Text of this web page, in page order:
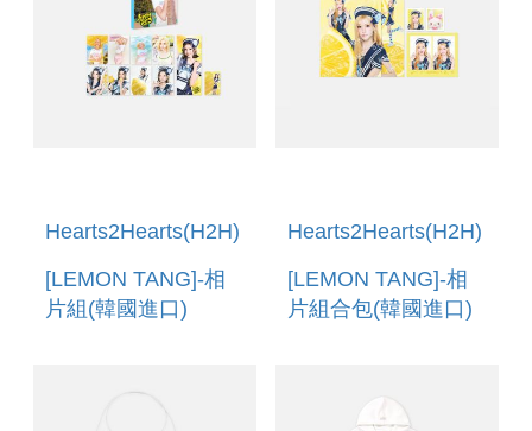
Hearts2Hearts(H2H)
[LEMON TANG]-相
片組(韓國進口)
Hearts2Hearts(H2H)
[LEMON TANG]-相
片組合包(韓國進口)